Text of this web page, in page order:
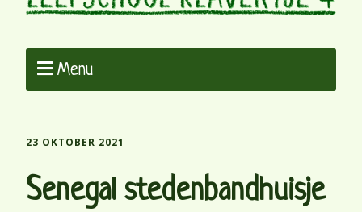
Menu
23 OKTOBER 2021
Senegal stedenbandhuisje